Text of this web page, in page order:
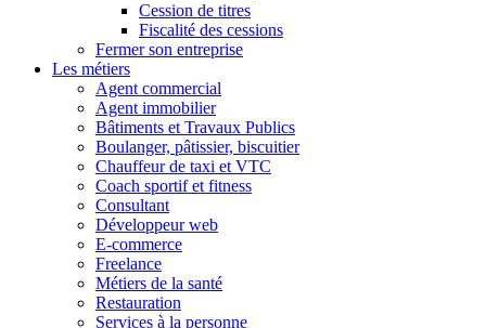
Cession de titres
Fiscalité des cessions
Fermer son entreprise
Les métiers
Agent commercial
Agent immobilier
Bâtiments et Travaux Publics
Boulanger, pâtissier, biscuitier
Chauffeur de taxi et VTC
Coach sportif et fitness
Consultant
Développeur web
E-commerce
Freelance
Métiers de la santé
Restauration
Services à la personne